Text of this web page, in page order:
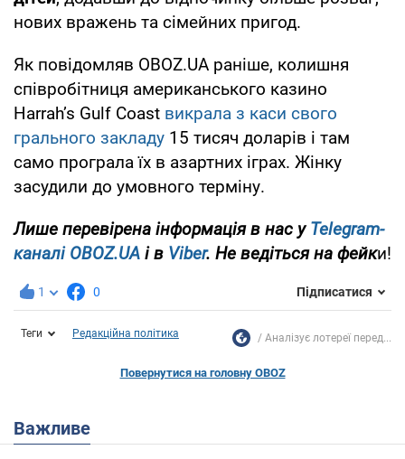
нових вражень та сімейних пригод.
Як повідомляв OBOZ.UA раніше, колишня
співробітниця американського казино
Harrah’s Gulf Coast викрала з каси свого
грального закладу 15 тисяч доларів і там
само програла їх в азартних іграх. Жінку
засудили до умовного терміну.
Лише перевірена інформація в нас уTelegram-
каналі OBOZ.UA і в Viber. Не ведіться на фейки!
1 0 Підписатися
Теги Редакційна політика Аналізує лотереї перед...
Повернутися на головну OBOZ
Важливе